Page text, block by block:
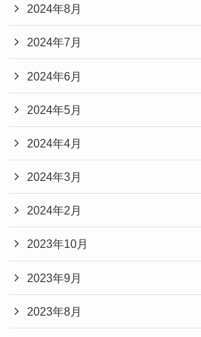
2024年8月
2024年7月
2024年6月
2024年5月
2024年4月
2024年3月
2024年2月
2023年10月
2023年9月
2023年8月